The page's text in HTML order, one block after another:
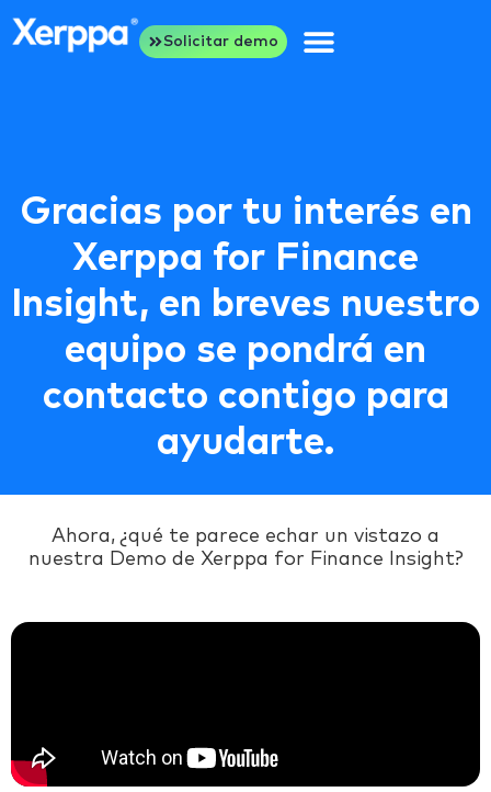
Solicitar demo
Gracias por tu interés en
Xerppa for Finance
Insight, en breves nuestro
equipo se pondrá en
contacto contigo para
ayudarte.
Ahora, ¿qué te parece echar un vistazo a
nuestra Demo de Xerppa for Finance Insight?